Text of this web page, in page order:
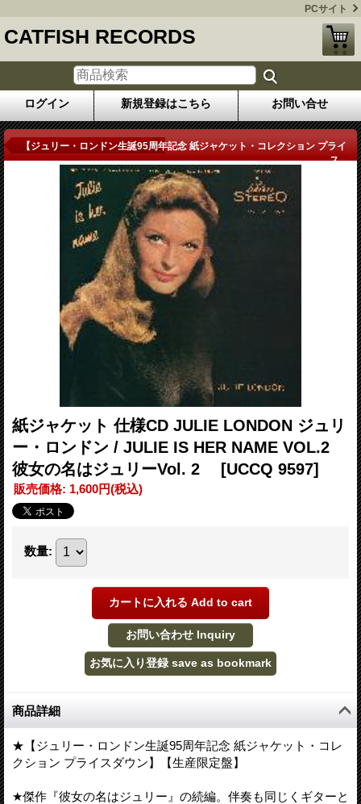
PCサイト
CATFISH RECORDS
ログイン 新規登録はこちら お問い合せ
商品詳細
【ジュリー・ロンドン生誕95周年記念 紙ジャケット・コレクション プライ
ス...
紙ジャケット 仕様CD JULIE LONDON ジュリ
ー・ロンドン / JULIE IS HER NAME VOL.2
彼女の名はジュリーVol. 2 [UCCQ 9597]
販売価格: 1,600円(税込)
数量:
商品詳細
★【ジュリー・ロンドン生誕95周年記念 紙ジャケット・コレ
クション プライスダウン】【生産限定盤】
★傑作『彼女の名はジュリー』の続編。伴奏も同じくギターと